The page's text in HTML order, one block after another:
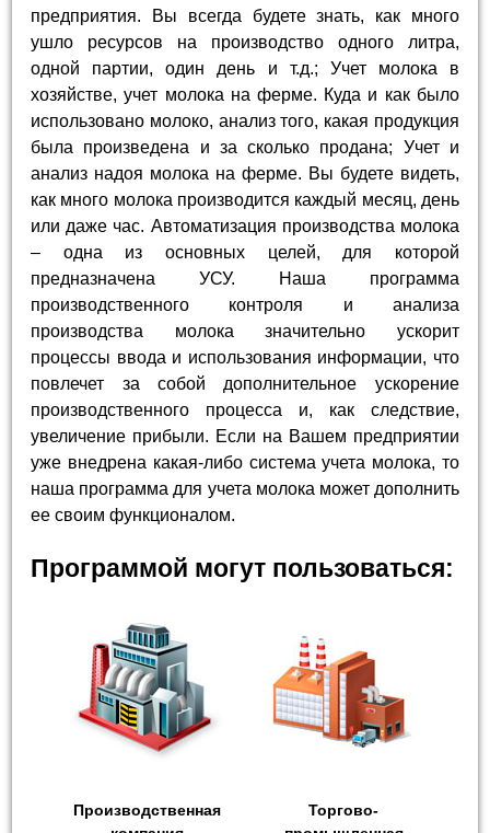
предприятия. Вы всегда будете знать, как много
ушло ресурсов на производство одного литра,
одной партии, один день и т.д.; Учет молока в
хозяйстве, учет молока на ферме. Куда и как было
использовано молоко, анализ того, какая продукция
была произведена и за сколько продана; Учет и
анализ надоя молока на ферме. Вы будете видеть,
как много молока производится каждый месяц, день
или даже час. Автоматизация производства молока
– одна из основных целей, для которой
предназначена УСУ. Наша программа
производственного контроля и анализа
производства молока значительно ускорит
процессы ввода и использования информации, что
повлечет за собой дополнительное ускорение
производственного процесса и, как следствие,
увеличение прибыли. Если на Вашем предприятии
уже внедрена какая-либо система учета молока, то
наша программа для учета молока может дополнить
ее своим функционалом.
Программой могут пользоваться:
Производственная
Торгово-